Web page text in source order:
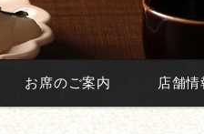
お席のご案内 店舗情